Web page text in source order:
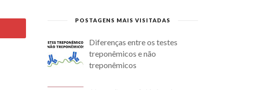
POSTAGENS MAIS VISITADAS
Diferenças entre os testes
treponêmicos e não
treponêmicos